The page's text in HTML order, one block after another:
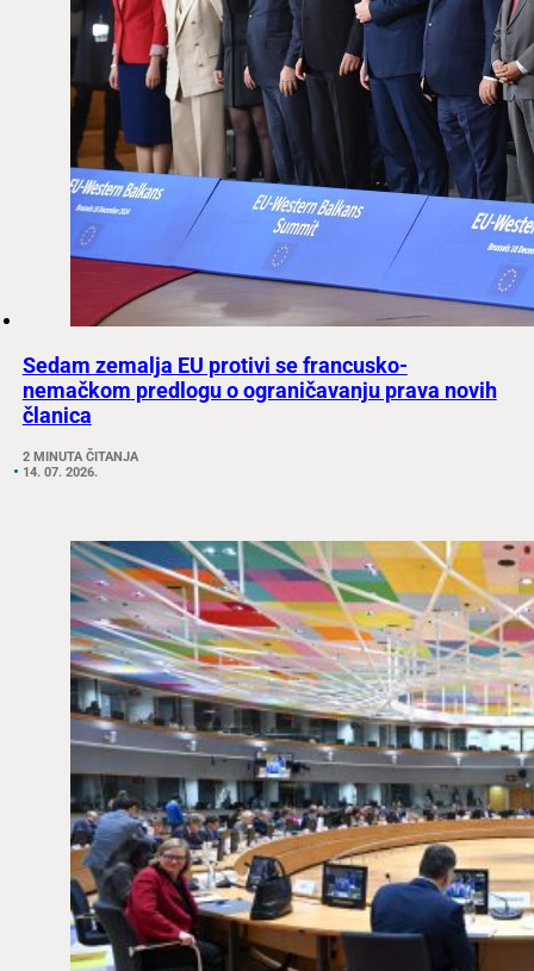
Sedam zemalja EU protivi se francusko-
nemačkom predlogu o ograničavanju prava novih
članica
2 MINUTA ČITANJA
14. 07. 2026.